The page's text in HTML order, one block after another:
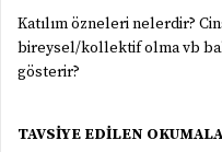
Katılım özneleri nelerdir?
bireysel/kollektif olma vb
gösterir?
TAVSİYE EDİLEN